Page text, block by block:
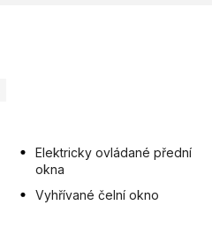
Elektricky ovládané přední
okna
Vyhřívané čelní okno